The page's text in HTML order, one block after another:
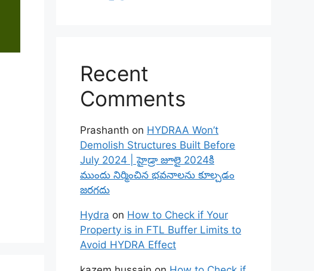
Recent
Comments
Prashanth on HYDRAA Won’t
Demolish Structures Built Before
July 2024 | హైడ్రా జూలై 2024కి
ముందు నిర్మించిన భవనాలను కూల్చడం
జరగదు
Hydra on How to Check if Your
Property is in FTL Buffer Limits to
Avoid HYDRA Effect